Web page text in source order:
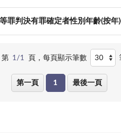
罪判決有罪確定者性別年齡(按年
1/1 頁， 每頁顯示筆數
第一頁 1 最後一頁